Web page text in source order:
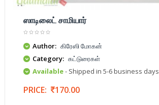
ஸாடிலைட் சாமியார்
Author: கிரேஸி மோகன்
Category: கட்டுரைகள்
Available- Shipped in 5-6 business days
PRICE: 170.00